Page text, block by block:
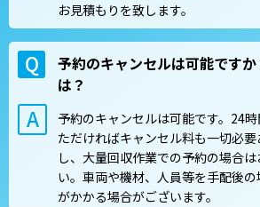
お見積もりを致します。
予約のキャンセルは可能です
は？
予約のキャンセルは可能です。24
ただければキャンセル料も一切必
し、大量回収作業での予約の場合
い。車両や機材、人員等を手配後
がかかる場合がございます。